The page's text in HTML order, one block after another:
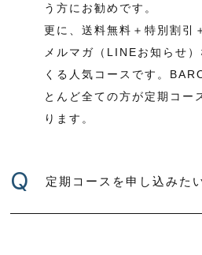
う方にお勧めです。
更に、送料無料＋特別割引
メルマガ（LINEお知らせ
くる人気コースです。
とんど全ての方が定期コー
ります。
Q 定期コースを申し込みた